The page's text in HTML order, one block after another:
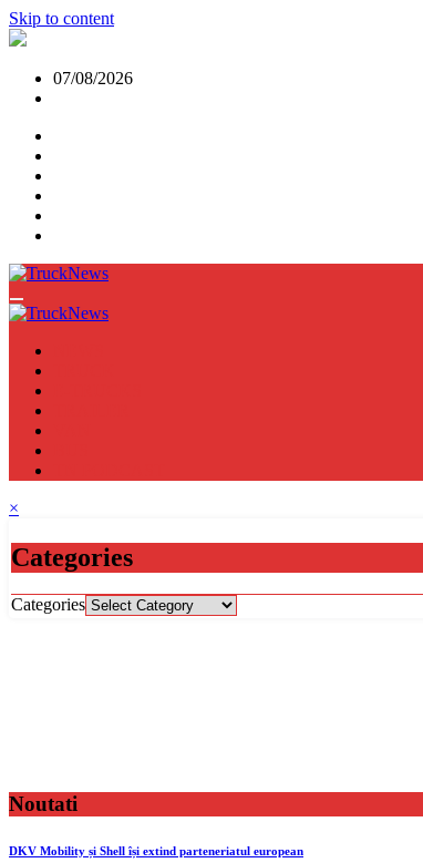
Skip to content
07/08/2026
×
Categories
Categories
Noutati
DKV Mobility și Shell își extind parteneriatul european